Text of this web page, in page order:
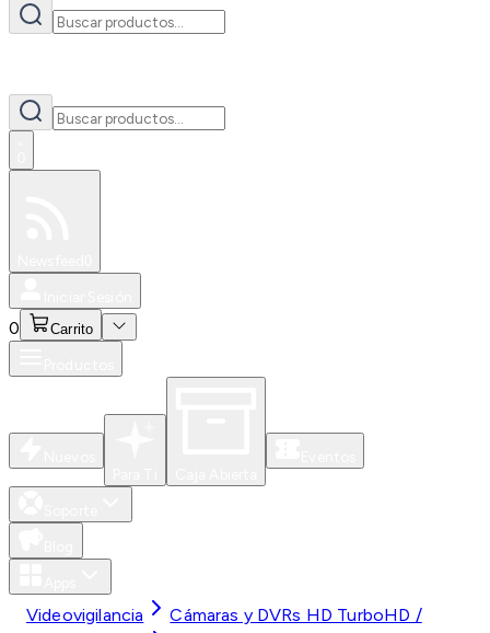
0 Carrito
Videovigilancia
Cámaras y DVRs HD TurboHD /